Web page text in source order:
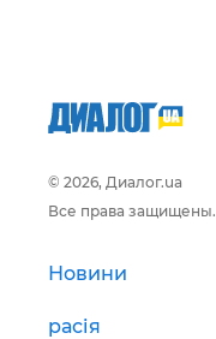
© 2026, Диалог.ua
Все права защищены.
Новини
расія